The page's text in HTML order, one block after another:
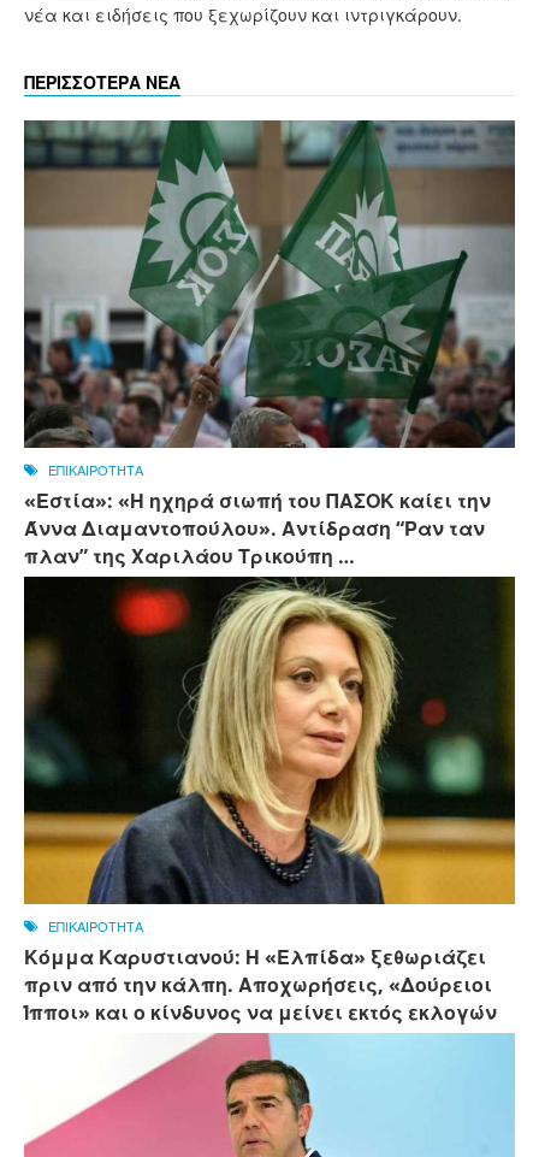
νέα και ειδήσεις που ξεχωρίζουν και ιντριγκάρουν.
ΠΕΡΙΣΣΟΤΕΡΑ ΝΕΑ
ΕΠΙΚΑΙΡΟΤΗΤΑ
«Εστία»: «Η ηχηρά σιωπή του ΠΑΣΟΚ καίει την
Άννα Διαμαντοπούλου». Αντίδραση “Ραν ταν
πλαν” της Χαριλάου Τρικούπη …
ΕΠΙΚΑΙΡΟΤΗΤΑ
Κόμμα Καρυστιανού: Η «Ελπίδα» ξεθωριάζει
πριν από την κάλπη. Αποχωρήσεις, «Δούρειοι
Ίπποι» και ο κίνδυνος να μείνει εκτός εκλογών